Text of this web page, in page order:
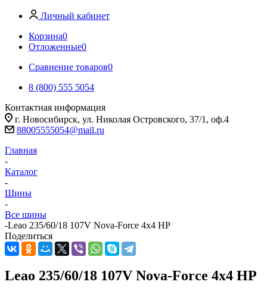
Личный кабинет
Корзина0
Отложенные0
Сравнение товаров0
8 (800) 555 5054
Контактная информация
г. Новосибирск, ул. Николая Островского, 37/1, оф.4
88005555054@mail.ru
Главная
-
Каталог
-
Шины
-
Все шины
-Leao 235/60/18 107V Nova-Force 4x4 HP
Поделиться
Leao 235/60/18 107V Nova-Force 4x4 HP